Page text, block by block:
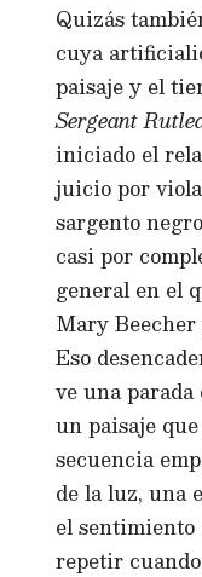
Quizás
cuya
paisaje y el
Sergeant
iniciado el
juicio por
sargento
casi por
general en el
Mary Beecher
Eso
ve una
un paisaje
secuencia
de la luz, una
el sentimiento
repetir